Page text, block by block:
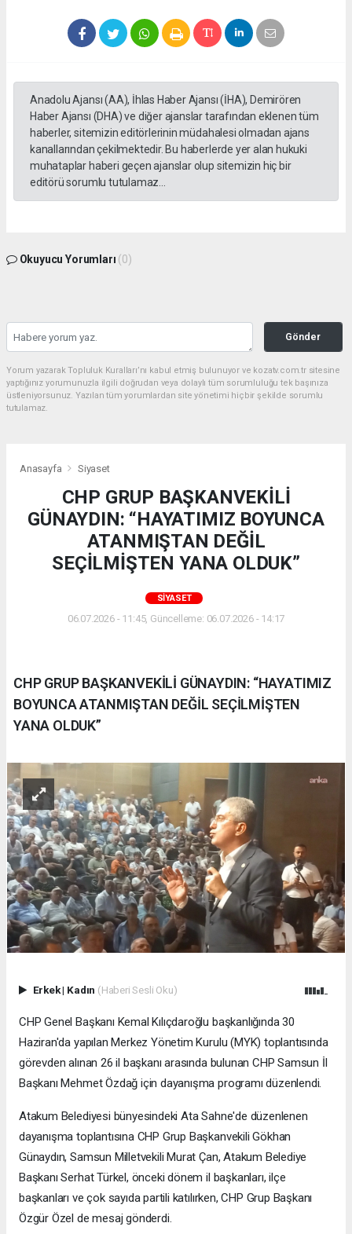
Anadolu Ajansı (AA), İhlas Haber Ajansı (İHA), Demirören
Haber Ajansı (DHA) ve diğer ajanslar tarafından eklenen tüm
haberler, sitemizin editörlerinin müdahalesi olmadan ajans
kanallarından çekilmektedir. Bu haberlerde yer alan hukuki
muhataplar haberi geçen ajanslar olup sitemizin hiç bir
editörü sorumlu tutulamaz...
Okuyucu Yorumları (0)
Gönder
Yorum yazarak Topluluk Kuralları’nı kabul etmiş bulunuyor ve kozatv.com.tr sitesine
yaptığınız yorumunuzla ilgili doğrudan veya dolaylı tüm sorumluluğu tek başınıza
üstleniyorsunuz. Yazılan tüm yorumlardan site yönetimi hiçbir şekilde sorumlu
tutulamaz.
Anasayfa Siyaset
CHP GRUP BAŞKANVEKİLİ
GÜNAYDIN: “HAYATIMIZ BOYUNCA
ATANMIŞTAN DEĞİL
SEÇİLMİŞTEN YANA OLDUK”
SIYASET
06.07.2026 - 11:45, Güncelleme: 06.07.2026 - 14:17
CHP GRUP BAŞKANVEKİLİ GÜNAYDIN: “HAYATIMIZ
BOYUNCA ATANMIŞTAN DEĞİL SEÇİLMİŞTEN
YANA OLDUK”
Erkek| Kadın (Haberi Sesli Oku)
CHP Genel Başkanı Kemal Kılıçdaroğlu başkanlığında 30
Haziran'da yapılan Merkez Yönetim Kurulu (MYK) toplantısında
görevden alınan 26 il başkanı arasında bulunan CHP Samsun İl
Başkanı Mehmet Özdağ için dayanışma programı düzenlendi.
Atakum Belediyesi bünyesindeki Ata Sahne'de düzenlenen
dayanışma toplantısına CHP Grup Başkanvekili Gökhan
Günaydın, Samsun Milletvekili Murat Çan, Atakum Belediye
Başkanı Serhat Türkel, önceki dönem il başkanları, ilçe
başkanları ve çok sayıda partili katılırken, CHP Grup Başkanı
Özgür Özel de mesaj gönderdi.